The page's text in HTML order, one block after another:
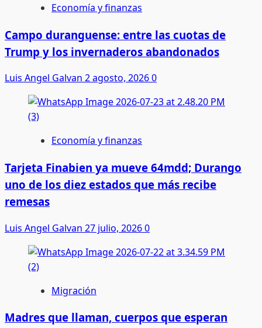
Economía y finanzas
Campo duranguense: entre las cuotas de
Trump y los invernaderos abandonados
Luis Angel Galvan 2 agosto, 20260
Economía y finanzas
Tarjeta Finabien ya mueve 64mdd; Durango
uno de los diez estados que más recibe
remesas
Luis Angel Galvan 27 julio, 20260
Migración
Madres que llaman, cuerpos que esperan